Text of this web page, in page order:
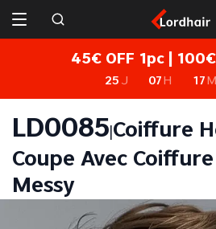
45€ OFF 1pc |
25 J 07 H 16 M
LD0085 Coiffure
Coupe Avec
Messy